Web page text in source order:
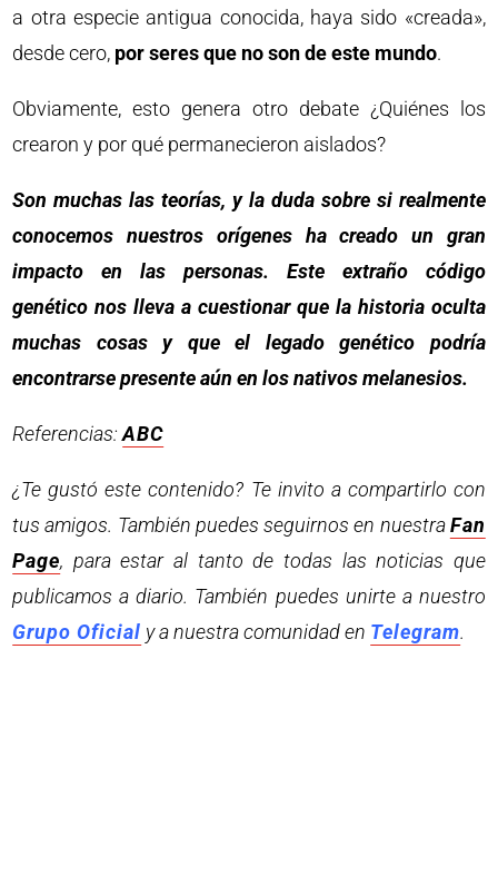
a otra especie antigua conocida, haya sido «creada»,
desde cero, por seres que no son de este mundo.
Obviamente, esto genera otro debate ¿Quiénes los
crearon y por qué permanecieron aislados?
Son muchas las teorías, y la duda sobre si realmente
conocemos nuestros orígenes ha creado un gran
impacto en las personas. Este extraño código
genético nos lleva a cuestionar que la historia oculta
muchas cosas y que el legado genético podría
encontrarse presente aún en los nativos melanesios.
Referencias:ABC
¿Te gustó este contenido? Te invito a compartirlo con
tus amigos. También puedes seguirnos en nuestraFan
Page, para estar al tanto de todas las noticias que
publicamos a diario. También puedes unirte a nuestro
Grupo Oficial y a nuestra comunidad en Telegram.